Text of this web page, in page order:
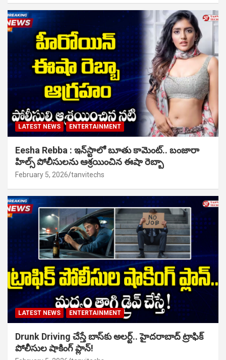
LATEST NEWS ENTERTAINMENT
Eesha Rebba : ఇన్‌స్టాలో బూతు కామెంట్.. బంజారా
హిల్స్ పోలీసులను ఆశ్రయించిన ఈషా రెబ్బా
February 5, 2026 tanvitechs
LATEST NEWS ENTERTAINMENT
Drunk Driving చేస్తే బాస్‌కు అలర్ట్.. హైదరాబాద్ ట్రాఫిక్
పోలీసుల షాకింగ్ ప్లాన్!